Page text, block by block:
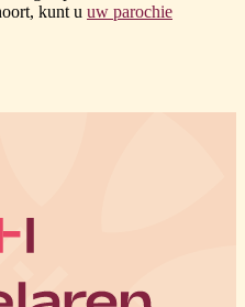
kunt u uw parochie